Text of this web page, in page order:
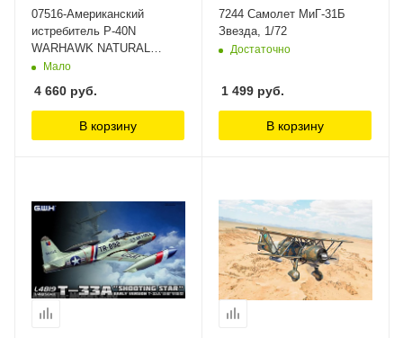
07516-Американский
истребитель P-40N
WARHAWK NATURAL
METAL ACES Hasegawa,
Мало
4 660 руб.
В корзину
7244 Самолет МиГ-31Б
Звезда, 1/72
Достаточно
1 499 руб.
В корзину